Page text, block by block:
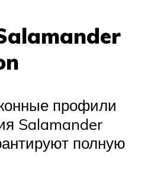
профили
Salamander
полную